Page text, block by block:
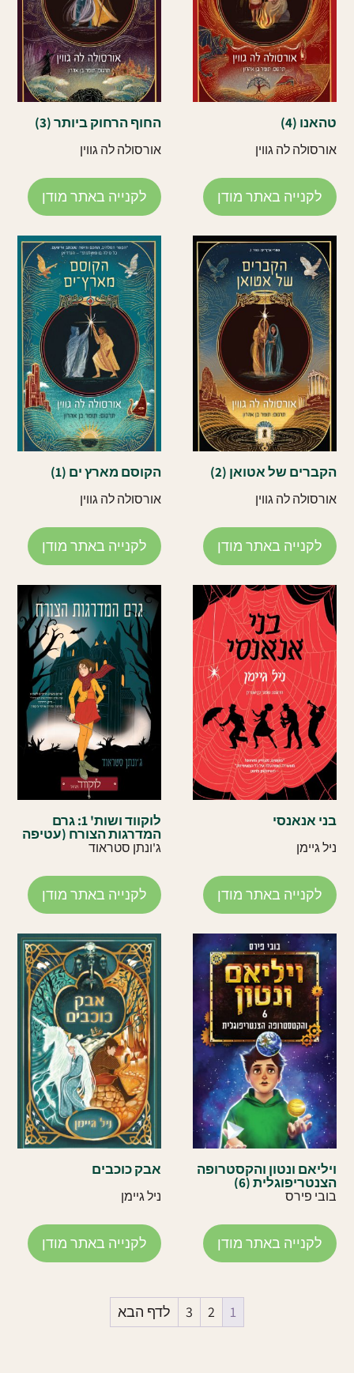
טהאנו (4)
אורסולה לה גווין
לקנייה באתר מודן
החוף הרחוק ביותר (3)
אורסולה לה גווין
לקנייה באתר מודן
הקברים של אטואן (2)
אורסולה לה גווין
לקנייה באתר מודן
הקוסם מארץ ים (1)
אורסולה לה גווין
לקנייה באתר מודן
בני אנאנסי
ניל גיימן
לקנייה באתר מודן
לוקווד ושות' 1: גרם
המדרגות הצורח (עטיפה
חדשה)
ג'ונתן סטראוד
לקנייה באתר מודן
ויליאם ונטון והקסטרופה
הצנטריפוגלית (6)
בובי פירס
לקנייה באתר מודן
אבק כוכבים
ניל גיימן
לקנייה באתר מודן
1
2
3 לדף הבא